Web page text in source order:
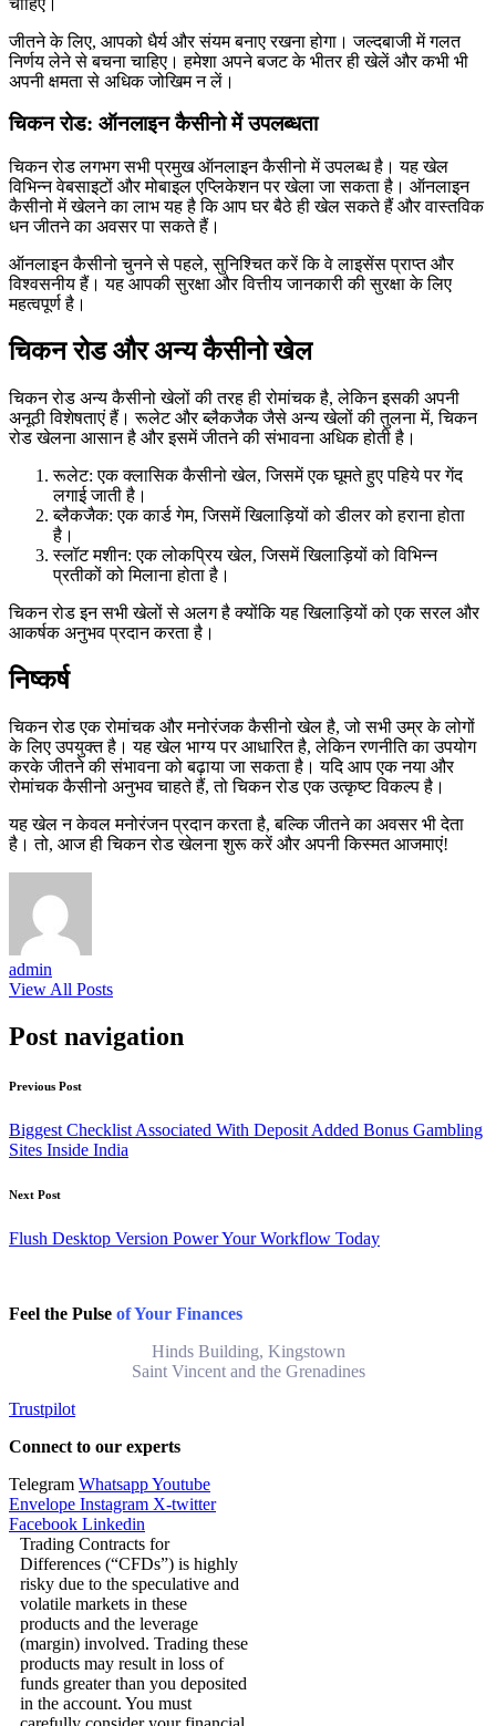
जीतने के लिए, आपको धैर्य और संयम बनाए रखना होगा। जल्दबाजी में गलत
निर्णय लेने से बचना चाहिए। हमेशा अपने बजट के भीतर ही खेलें और कभी भी
अपनी क्षमता से अधिक जोखिम न लें।
चिकन रोड: ऑनलाइन कैसीनो में उपलब्धता
चिकन रोड लगभग सभी प्रमुख ऑनलाइन कैसीनो में उपलब्ध है। यह खेल
विभिन्न वेबसाइटों और मोबाइल एप्लिकेशन पर खेला जा सकता है। ऑनलाइन
कैसीनो में खेलने का लाभ यह है कि आप घर बैठे ही खेल सकते हैं और वास्तविक
धन जीतने का अवसर पा सकते हैं।
ऑनलाइन कैसीनो चुनने से पहले, सुनिश्चित करें कि वे लाइसेंस प्राप्त और
विश्वसनीय हैं। यह आपकी सुरक्षा और वित्तीय जानकारी की सुरक्षा के लिए
महत्वपूर्ण है।
चिकन रोड और अन्य कैसीनो खेल
चिकन रोड अन्य कैसीनो खेलों की तरह ही रोमांचक है, लेकिन इसकी अपनी
अनूठी विशेषताएं हैं। रूलेट और ब्लैकजैक जैसे अन्य खेलों की तुलना में, चिकन
रोड खेलना आसान है और इसमें जीतने की संभावना अधिक होती है।
रूलेट: एक क्लासिक कैसीनो खेल, जिसमें एक घूमते हुए पहिये पर गेंद
लगाई जाती है।
ब्लैकजैक: एक कार्ड गेम, जिसमें खिलाड़ियों को डीलर को हराना होता
है।
स्लॉट मशीन: एक लोकप्रिय खेल, जिसमें खिलाड़ियों को विभिन्न
प्रतीकों को मिलाना होता है।
चिकन रोड इन सभी खेलों से अलग है क्योंकि यह खिलाड़ियों को एक सरल और
आकर्षक अनुभव प्रदान करता है।
निष्कर्ष
चिकन रोड एक रोमांचक और मनोरंजक कैसीनो खेल है, जो सभी उम्र के लोगों
के लिए उपयुक्त है। यह खेल भाग्य पर आधारित है, लेकिन रणनीति का उपयोग
करके जीतने की संभावना को बढ़ाया जा सकता है। यदि आप एक नया और
रोमांचक कैसीनो अनुभव चाहते हैं, तो चिकन रोड एक उत्कृष्ट विकल्प है।
यह खेल न केवल मनोरंजन प्रदान करता है, बल्कि जीतने का अवसर भी देता
है। तो, आज ही चिकन रोड खेलना शुरू करें और अपनी किस्मत आजमाएं!
admin
View All Posts
Post navigation
Previous Post
Biggest Checklist Associated With Deposit Added Bonus Gambling
Sites Inside India
Next Post
Flush Desktop Version Power Your Workflow Today
Feel the Pulse of Your Finances
Hinds Building, Kingstown
Saint Vincent and the Grenadines
Trustpilot
Connect to our experts
Telegram WhatsappYoutube
Envelope Instagram X-twitter
Facebook Linkedin
Trading Contracts for
Differences (“CFDs”) is highly
risky due to the speculative and
volatile markets in these
products and the leverage
(margin) involved. Trading these
products may result in loss of
funds greater than you deposited
in the account. You must